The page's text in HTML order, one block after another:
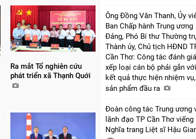
Ra mắt Tổ nghiên cứu
phát triển xã Thạnh Quới
Ông Đồng Văn Thanh, Ủy
Ban Chấp hành Trung ương
Đảng, Phó Bí thư Thường
Thành ủy, Chủ tịch HĐND
Cần Thơ: Công tác đánh
xếp loại cán bộ phải gắn với
kết quả thực hiện nhiệm vụ,
sản phẩm đầu ra
Đoàn công tác Trung ương
lãnh đạo TP Cần Thơ viếng
Nghĩa trang Liệt sĩ Hậu